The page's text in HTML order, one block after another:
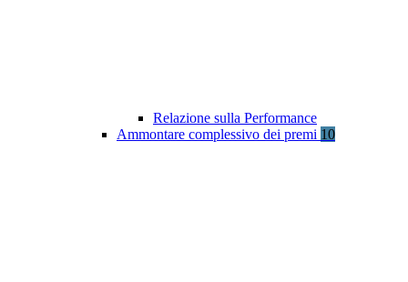
Relazione sulla Performance
Ammontare complessivo dei premi 10